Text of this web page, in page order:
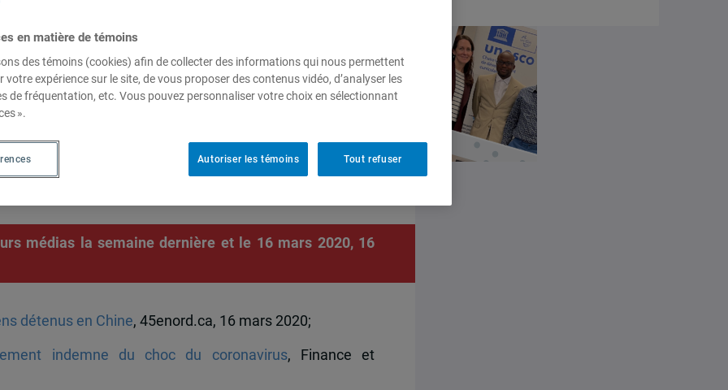
du Canada en Chine et fellow de l’IEIM
prononce sur les effets du
et sur les deux Canadiens
médias la semaine dernière et le 16 mars 2020, 16
détenus en Chine, 45enord.ca, 16 mars 2020;
indemne du choc du coronavirus, Finance et
en matière de témoins
des témoins (cookies) afin de collecter des informations qui nous permettent
votre expérience sur le site, de vous proposer des contenus vidéo, d’analyser les
de fréquentation, etc. Vous pouvez personnaliser votre choix en sélectionnant
».
Tout refuser
Autoriser les témoins